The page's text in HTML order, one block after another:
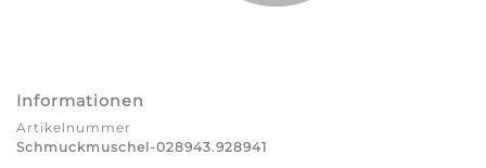
Informationen
Artikelnummer
Schmuckmuschel-028943.928941